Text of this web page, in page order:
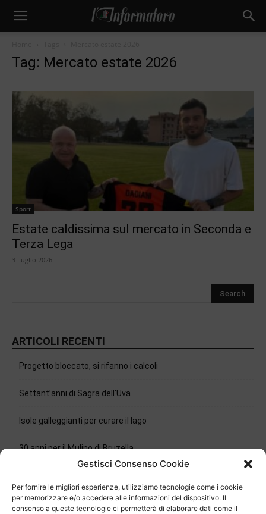
Gestisci Consenso Cookie
Per fornire le migliori esperienze, utilizziamo tecnologie come i cookie
per memorizzare e/o accedere alle informazioni del dispositivo. Il
consenso a queste tecnologie ci permetterà di elaborare dati come il
Tag: Mercato estate 2026
Sport
Estate caldissima sul mercato in Seconda e
Terza Lega
3 Luglio 2026
ARTICOLI RECENTI
Progetto bloccato, si rifanno i calcoli
Settant’anni di Sagra dell’Uva
Isole galleggianti per curare il lago
30 anni per il Mulino di Bruzella
Chiasso, la polizia ha una nuova guida